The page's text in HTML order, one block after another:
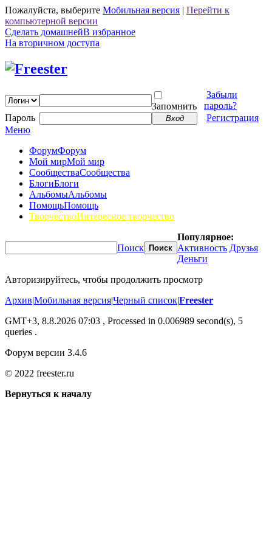
Пожалуйста, выберите Мобильная версия | Перейти к
компьютерной версии
Сделать домашнейВ избранное
На вторичном доступа
Запомнить
Забыли
пароль?
Пароль
Вход
Регистрация
Меню
ФорумФорум
Мой мирМой мир
СообществаСообщества
БлогиБлоги
АльбомыАльбомы
ПомощьПомощь
ТворчествоИнтересное творчество
Поиск Поиск
Популярное:
Активность Друзья
Деньги
Авторизируйтесь, чтобы продолжить просмотр
Архив|Мобильная версия|Черный список|Freester
GMT+3, 8.8.2026 07:03 , Processed in 0.006989 second(s), 5
queries .
Форум версии 3.4.6
© 2022 freester.ru
Вернуться к началу